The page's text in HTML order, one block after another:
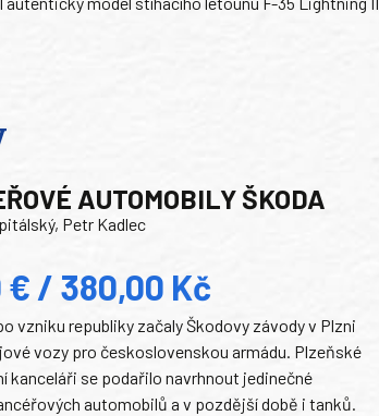
AUTOMOBILY ŠKODA
Petr Kadlec
€ / 380,00 Kč
vzniku republiky začaly Škodovy závody v Plzni
vozy pro československou armádu. Plzeňské
kanceláři se podařilo navrhnout jedinečné
automobilů a v pozdější době i tanků.